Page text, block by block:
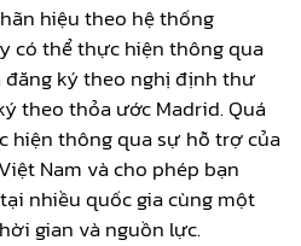
hiệu theo hệ thống
có thể thực hiện thông qua
ký theo nghị định thư
theo thỏa ước Madrid. Quá
hiện thông qua sự hỗ trợ của
Nam và cho phép bạn
nhiều quốc gia cùng một
gian và nguồn lực.